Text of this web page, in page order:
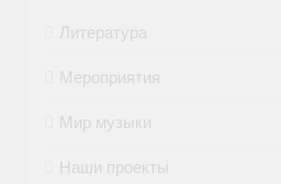
Литература
Мероприятия
Мир музыки
Наши проекты